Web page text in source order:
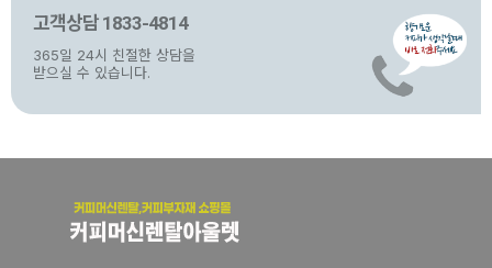
고객상담 1833-4814
365일 24시 친절한 상담을
받으실 수 있습니다.